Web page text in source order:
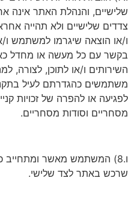
שלישיים, והנהלת האתר אינה
צדדים שלישיים ולא תהייה
ו/או הוצאה שיגרמו למשתמש ו/
בקשר עם כל מעשה או מחדל
השירותים ו/או לתוכן, לצורה,
משתמשים כהגדרתם לעיל
לפגיעה או להפרה של זכויות
מסחריים וסודות מסחריים.
ו.8) המשתמש מאשר ומתחייב
שרכש באתר לצד שלישי.